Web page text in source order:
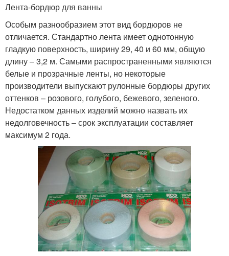
Лента-бордюр для ванны
Особым разнообразием этот вид бордюров не
отличается. Стандартно лента имеет однотонную
гладкую поверхность, ширину 29, 40 и 60 мм, общую
длину – 3,2 м. Самыми распространенными являются
белые и прозрачные ленты, но некоторые
производители выпускают рулонные бордюры других
оттенков – розового, голубого, бежевого, зеленого.
Недостатком данных изделий можно назвать их
недолговечность – срок эксплуатации составляет
максимум 2 года.